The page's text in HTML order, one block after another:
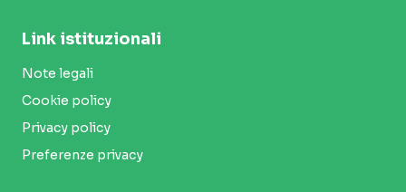
Link istituzionali
Note legali
Cookie policy
Privacy policy
Preferenze privacy